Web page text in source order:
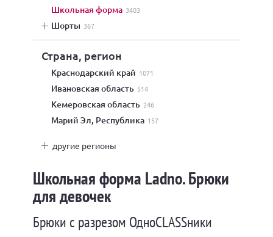
школьная форма 3403
шорты 367
Страна, регион
Краснодарский край 1071
Ивановская область 514
Кемеровская область 246
Марий Эл, Республика 157
другие регионы
Школьная форма Ladno. Брюки
для девочек
Брюки с разрезом ОдноCLASSники